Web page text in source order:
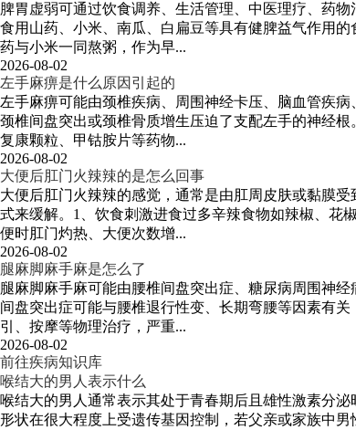
脾胃虚弱可通过饮食调养、生活管理、中医理疗、药
食用山药、小米、南瓜、白扁豆等具有健脾益气作用
药与小米一同熬粥，作为早...
2026-08-02
左手麻痹是什么原因引起的
左手麻痹可能由颈椎疾病、周围神经卡压、脑血管疾
颈椎间盘突出或颈椎骨质增生压迫了支配左手的神经
复康颗粒、甲钴胺片等药物...
2026-08-02
大便后肛门火辣辣的是怎么回事
大便后肛门火辣辣的感觉，通常是由肛周皮肤或黏膜
式来缓解。1、饮食刺激进食过多辛辣食物如辣椒、花
便时肛门灼热、大便次数增...
2026-08-02
腿麻脚麻手麻是怎么了
腿麻脚麻手麻可能由腰椎间盘突出症、糖尿病周围神
间盘突出症可能与腰椎退行性变、长期弯腰等因素有
引、按摩等物理治疗，严重...
2026-08-02
前往疾病知识库
喉结大的男人表示什么
喉结大的男人通常表示其处于青春期后且雄性激素分
形状在很大程度上受遗传基因控制，若父亲或家族中